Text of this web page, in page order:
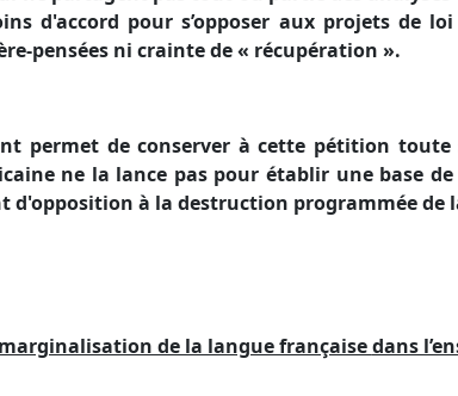
d'accord pour s’opposer aux projets de
pensées ni crainte de « récupération ».
permet de conserver à cette pétition
ne la lance pas pour établir une base
d'opposition à la destruction programmée de
marginalisation de la langue françaisedans